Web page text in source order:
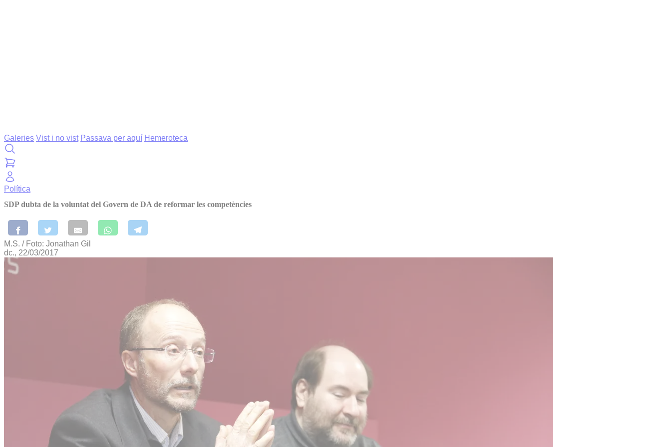
Galeries Vist i no vist Passava per aquí Hemeroteca
Política
SDP dubta de la voluntat del Govern de DA de reformar les competències
M.S. / Foto: Jonathan Gil
dc., 22/03/2017